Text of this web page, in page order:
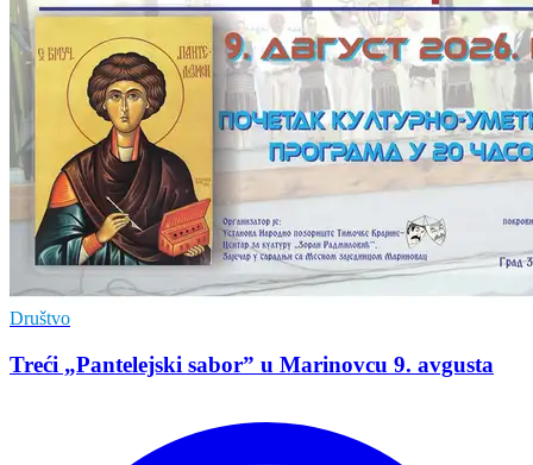
Društvo
Treći „Pantelejski sabor” u Marinovcu 9. avgusta